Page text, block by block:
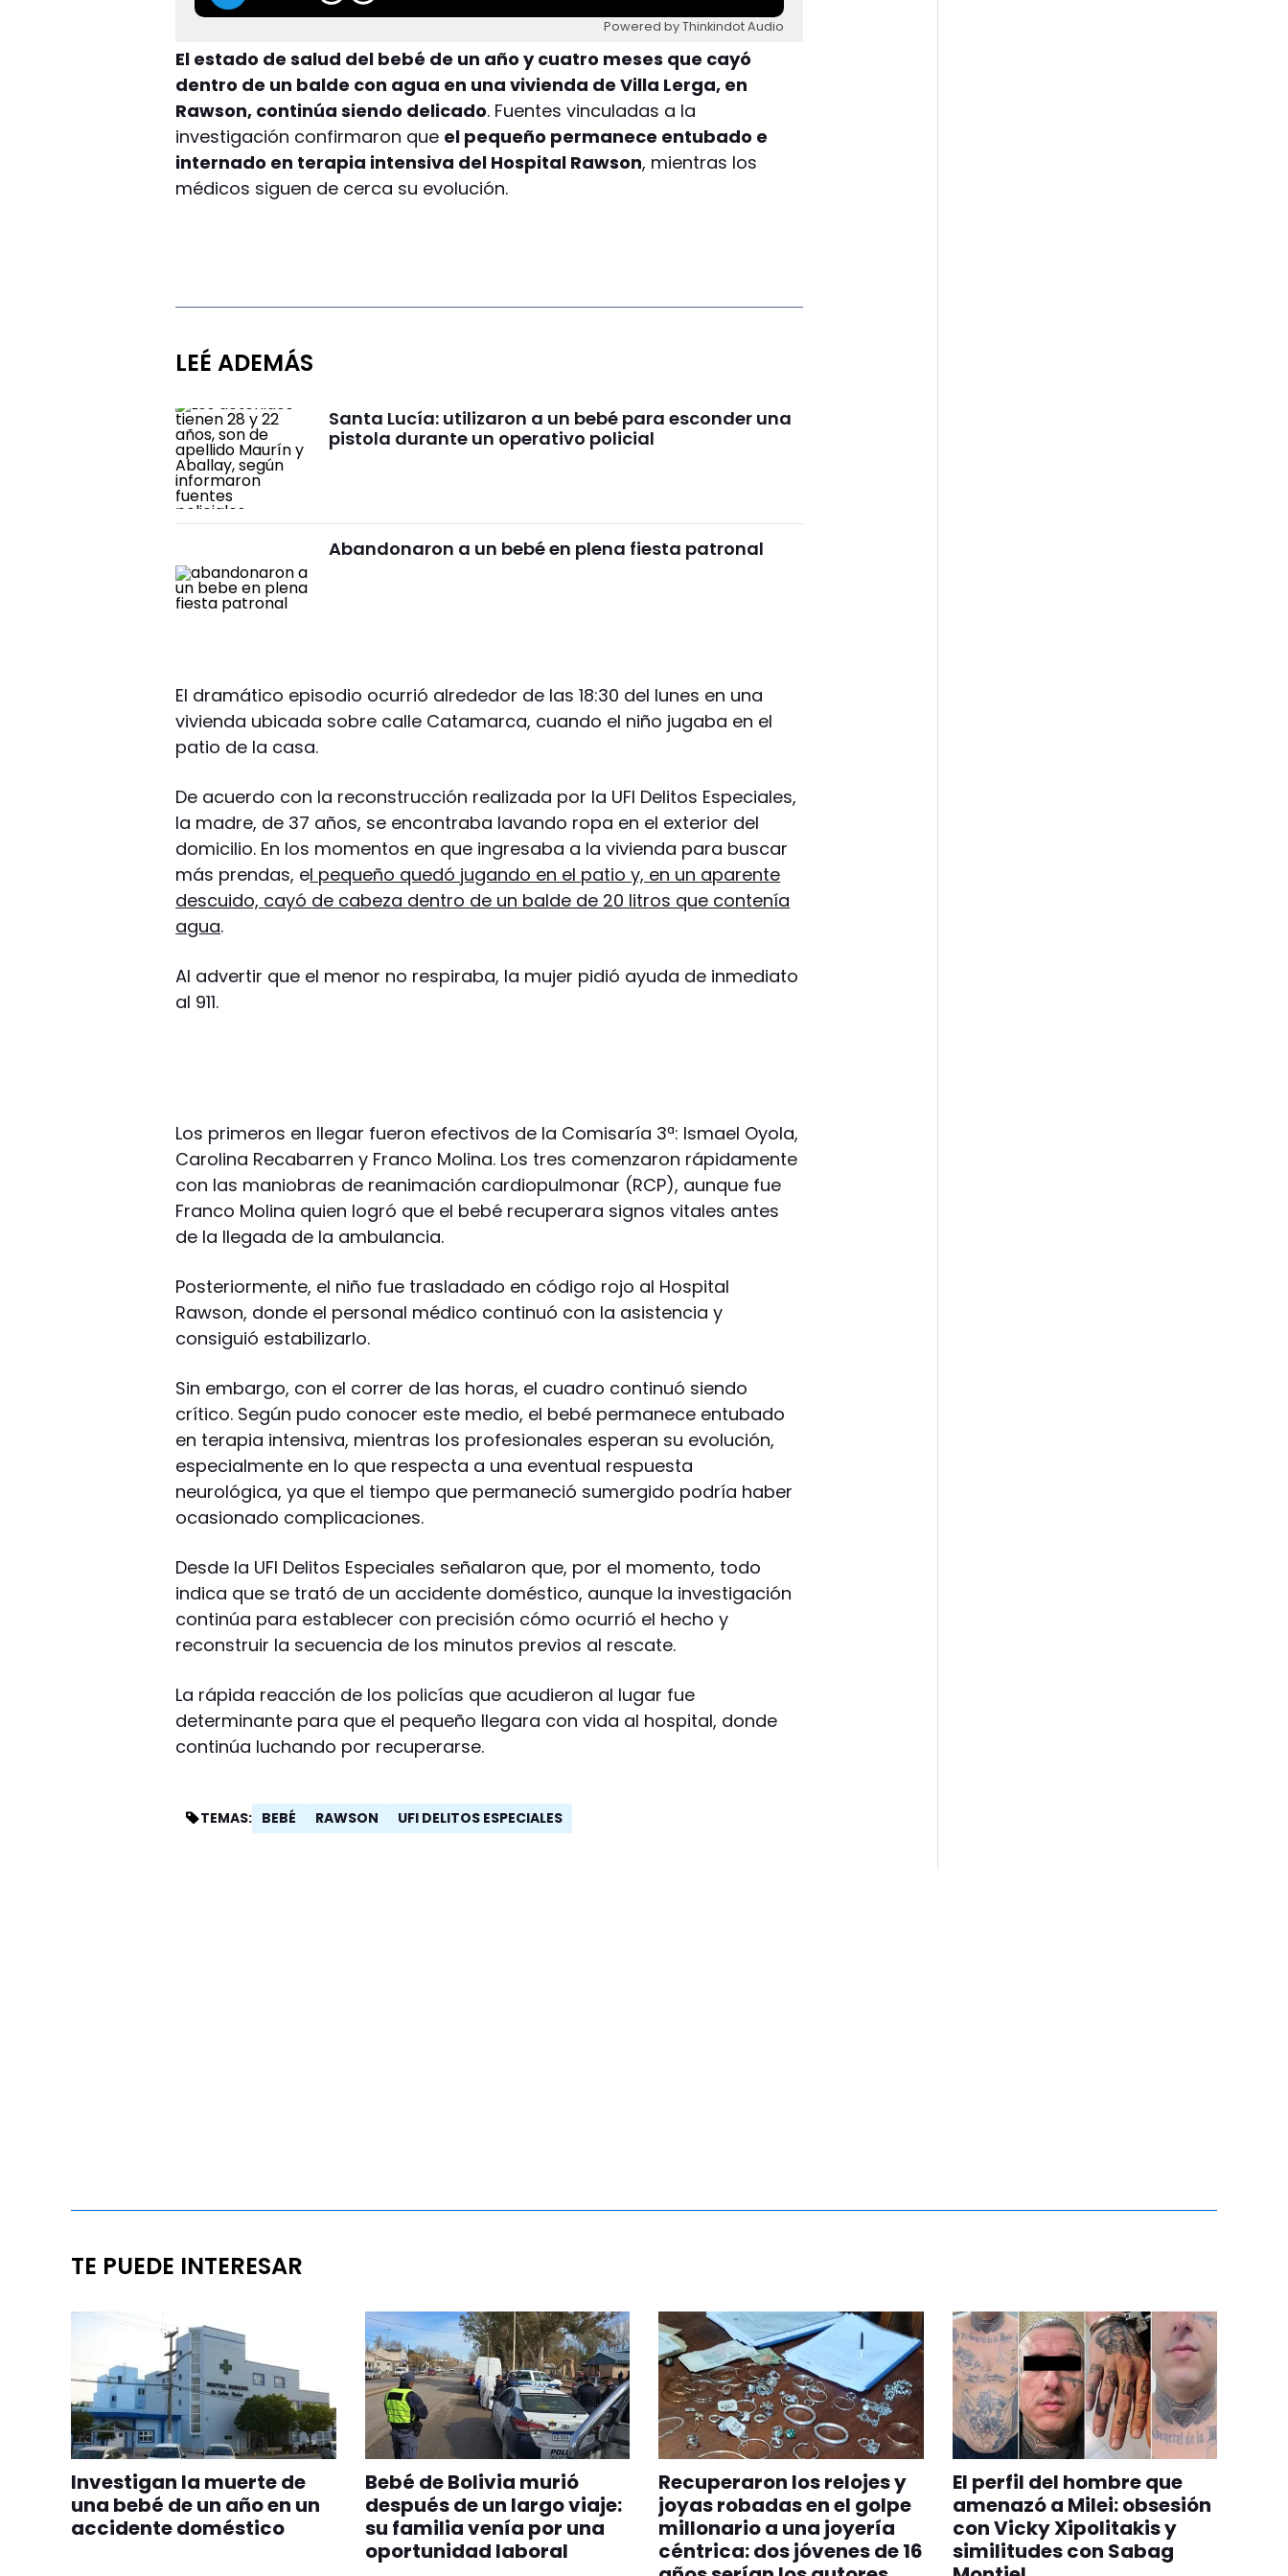
Powered by Thinkindot Audio
El estado de salud del bebé de un año y cuatro meses que cayó
dentro de un balde con agua en una vivienda de Villa Lerga, en
Rawson, continúa siendo delicado. Fuentes vinculadas a la
investigación confirmaron que el pequeño permanece entubado e
internado en terapia intensiva del Hospital Rawson, mientras los
médicos siguen de cerca su evolución.
LEÉ ADEMÁS
Santa Lucía: utilizaron a un bebé para esconder una
pistola durante un operativo policial
Abandonaron a un bebé en plena fiesta patronal
El dramático episodio ocurrió alrededor de las 18:30 del lunes en una
vivienda ubicada sobre calle Catamarca, cuando el niño jugaba en el
patio de la casa.
De acuerdo con la reconstrucción realizada por la UFI Delitos Especiales,
la madre, de 37 años, se encontraba lavando ropa en el exterior del
domicilio. En los momentos en que ingresaba a la vivienda para buscar
más prendas, el pequeño quedó jugando en el patio y, en un aparente
descuido, cayó de cabeza dentro de un balde de 20 litros que contenía
agua.
Al advertir que el menor no respiraba, la mujer pidió ayuda de inmediato
al 911.
Los primeros en llegar fueron efectivos de la Comisaría 3ª: Ismael Oyola,
Carolina Recabarren y Franco Molina. Los tres comenzaron rápidamente
con las maniobras de reanimación cardiopulmonar (RCP), aunque fue
Franco Molina quien logró que el bebé recuperara signos vitales antes
de la llegada de la ambulancia.
Posteriormente, el niño fue trasladado en código rojo al Hospital
Rawson, donde el personal médico continuó con la asistencia y
consiguió estabilizarlo.
Sin embargo, con el correr de las horas, el cuadro continuó siendo
crítico. Según pudo conocer este medio, el bebé permanece entubado
en terapia intensiva, mientras los profesionales esperan su evolución,
especialmente en lo que respecta a una eventual respuesta
neurológica, ya que el tiempo que permaneció sumergido podría haber
ocasionado complicaciones.
Desde la UFI Delitos Especiales señalaron que, por el momento, todo
indica que se trató de un accidente doméstico, aunque la investigación
continúa para establecer con precisión cómo ocurrió el hecho y
reconstruir la secuencia de los minutos previos al rescate.
La rápida reacción de los policías que acudieron al lugar fue
determinante para que el pequeño llegara con vida al hospital, donde
continúa luchando por recuperarse.
TEMAS: BEBÉ RAWSON UFI DELITOS ESPECIALES
TE PUEDE INTERESAR
Investigan la muerte de
una bebé de un año en un
accidente doméstico
Bebé de Bolivia murió
después de un largo viaje:
su familia venía por una
oportunidad laboral
Recuperaron los relojes y
joyas robadas en el golpe
millonario a una joyería
céntrica: dos jóvenes de 16
El perfil del hombre que
amenazó a Milei: obsesión
con Vicky Xipolitakis y
similitudes con Sabag